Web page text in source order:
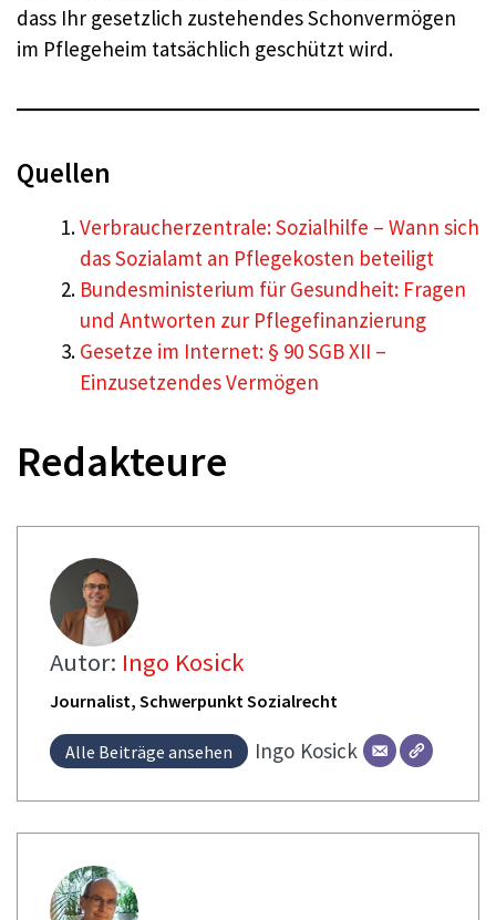
dass Ihr gesetzlich zustehendes Schonvermögen
im Pflegeheim tatsächlich geschützt wird.
Quellen
Verbraucherzentrale: Sozialhilfe – Wann sich
das Sozialamt an Pflegekosten beteiligt
Bundesministerium für Gesundheit: Fragen
und Antworten zur Pflegefinanzierung
Gesetze im Internet: § 90 SGB XII –
Einzusetzendes Vermögen
Redakteure
Autor: Ingo Kosick
Journalist, Schwerpunkt Sozialrecht
Alle Beiträge ansehen Ingo Kosick